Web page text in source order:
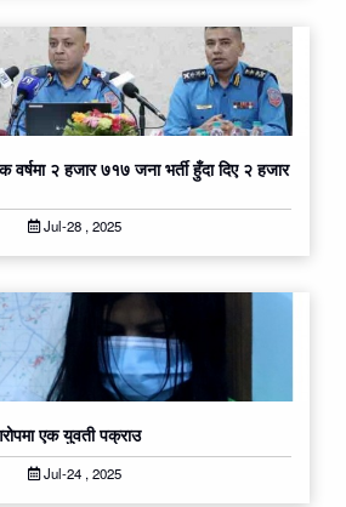
वर्षमा २ हजार ७१७ जना भर्ती हुँदा दिए २ हजार
Jul-28 , 2025
एक युवती पक्राउ
Jul-24 , 2025